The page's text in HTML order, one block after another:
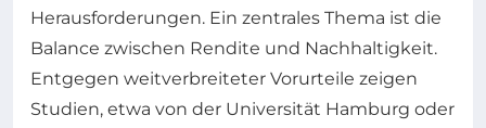
Herausforderungen. Ein zentrales Thema ist die
Balance zwischen Rendite und Nachhaltigkeit.
Entgegen weitverbreiteter Vorurteile zeigen
Studien, etwa von der Universität Hamburg oder